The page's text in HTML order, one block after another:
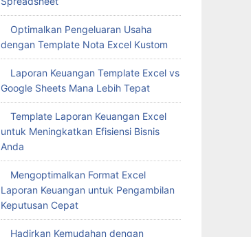
Optimalkan Pengeluaran Usaha
dengan Template Nota Excel Kustom
Laporan Keuangan Template Excel vs
Google Sheets Mana Lebih Tepat
Template Laporan Keuangan Excel
untuk Meningkatkan Efisiensi Bisnis
Anda
Mengoptimalkan Format Excel
Laporan Keuangan untuk Pengambilan
Keputusan Cepat
Hadirkan Kemudahan dengan